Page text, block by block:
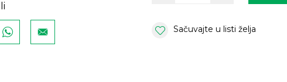
Sačuvajte u listi želja